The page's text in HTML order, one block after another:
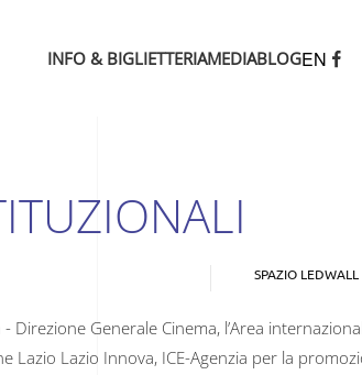
INFO & BIGLIETTERIAMEDIABLOGEN
SPAZIO LEDWALL
Direzione Generale Cinema, l’Area
Lazio Lazio Innova, ICE-Agenzia per la